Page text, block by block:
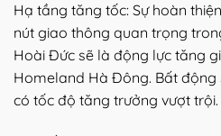
Hạ tầng tăng tốc: Sự hoàn
nút giao thông quan trọng
Hoài Đức sẽ là động lực tăng
Homeland Hà Đông. Bất động
có tốc độ tăng trưởng vượt trội.